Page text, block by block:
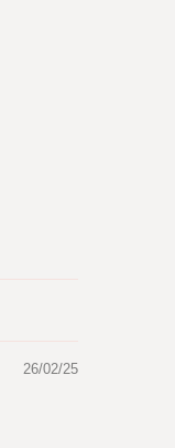
26/02/25